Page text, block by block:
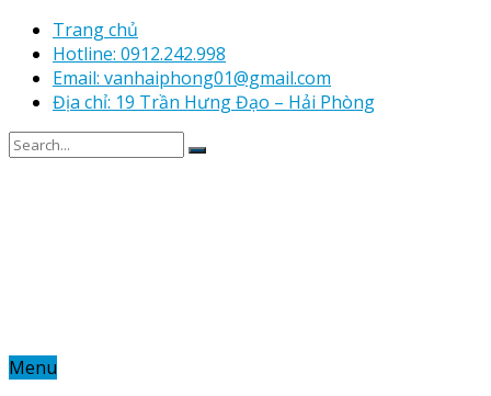
Trang chủ
Hotline: 0912.242.998
Email: vanhaiphong01@gmail.com
Địa chỉ: 19 Trần Hưng Đạo – Hải Phòng
Menu